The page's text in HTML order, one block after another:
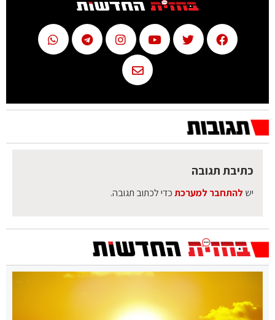
כתיבת תגובה
יש להתחבר למערכתכדי לכתוב תגובה.